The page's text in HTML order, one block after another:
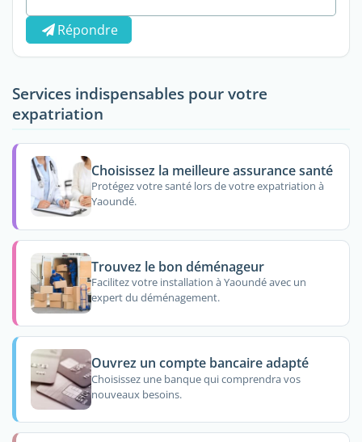
Répondre
Services indispensables pour votre
expatriation
Choisissez la meilleure assurance santé
Protégez votre santé lors de votre expatriation à
Yaoundé.
Trouvez le bon déménageur
Facilitez votre installation à Yaoundé avec un
expert du déménagement.
Ouvrez un compte bancaire adapté
Choisissez une banque qui comprendra vos
nouveaux besoins.